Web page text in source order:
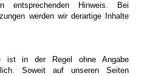
Hinweis. Bei
werden wir derartige Inhalte
ist in der Regel ohne Angabe
Soweit auf unseren Seiten